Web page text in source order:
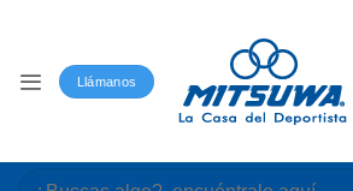
Llámanos
Buscar